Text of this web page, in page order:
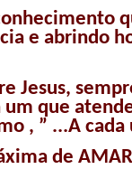
e abrindo
Jesus,
um que
, ” ...A cada
de AMAR